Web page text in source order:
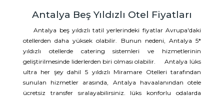
Antalya Beş Yıldızlı Otel Fiyatları
Antalya beş yıldızlı tatil yerlerindeki fiyatlar Avrupa'daki
otellerden daha yüksek olabilir. Bunun nedeni, Antalya 5*
yıldızlı otellerde catering sistemleri ve hizmetlerinin
geliştirilmesinde liderlerden biri olması olabilir. Antalya lüks
ultra her şey dahil 5 yıldızlı Miramare Otelleri tarafından
sunulan hizmetler arasında, Antalya havaalanından otele
ücretsiz transfer sıralayabilirsiniz. lüks konforlu odalarda